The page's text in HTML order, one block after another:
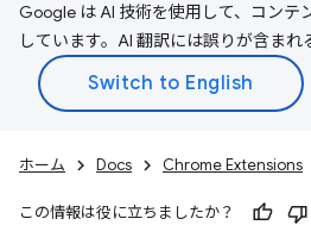
Google は AI 技術を使用して、コンテ
しています。AI 翻訳には誤りが含まれ
ホーム Docs Chrome Extensions
この情報は役に立ちましたか？